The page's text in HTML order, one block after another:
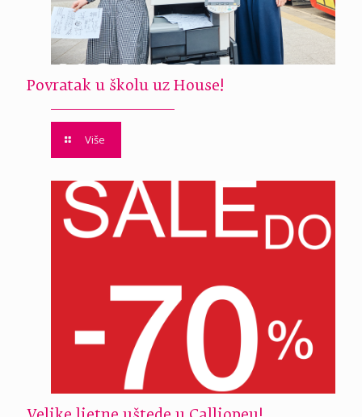
Povratak u školu uz House!
Više